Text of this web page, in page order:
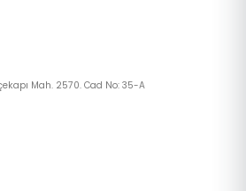
Mah. 2570. Cad No: 35-A